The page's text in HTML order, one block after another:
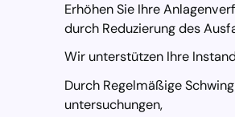
Erhöhen Sie Ihre
durch Reduzierung des
Wir unterstützen Ihre
Durch Regelmäßige
untersuchungen,